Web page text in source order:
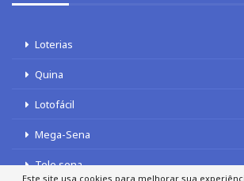
Loterias
Quina
Lotofácil
Mega-Sena
Tele sena
Este site usa cookies para melhorar sua